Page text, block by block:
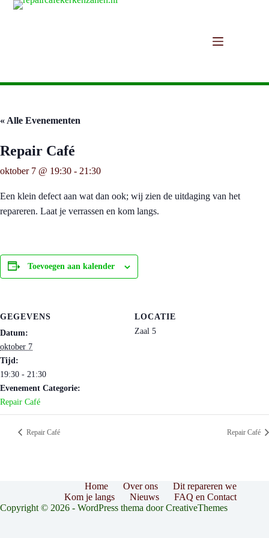
« Alle Evenementen
Repair Café
oktober 7 @ 19:30 - 21:30
Een klein defect aan wat dan ook; wij zien de uitdaging van het
repareren. Laat je verrassen en kom langs.
Toevoegen aan kalender
GEGEVENS
Datum:
oktober 7
Tijd:
19:30 - 21:30
Evenement Categorie:
Repair Café
LOCATIE
Zaal 5
Repair Café Repair Café
Home Over ons
Dit repareren we
Kom je langs
Nieuws
FAQ en Contact
Copyright © 2026 - WordPress thema doorCreativeThemes